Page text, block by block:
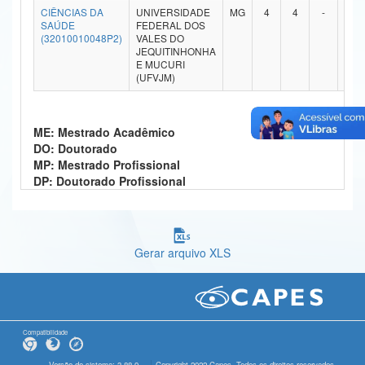
Ministério da Ciência, Tecnologia, Inovações e Comunicações
Controladoria-Geral da União
Ministério da Mulher, da Família e dos Direitos Humanos
Banco Central do Brasil
CIÊNCIAS DA
SAÚDE
(32010010048P2)
UNIVERSIDADE
FEDERAL DOS
VALES DO
JEQUITINHONHA
E MUCURI
(UFVJM)
MG 4 4 -
ME: Mestrado Acadêmico
DO: Doutorado
MP: Mestrado Profissional
DP: Doutorado Profissional
Gerar arquivo XLS
Compatibilidade